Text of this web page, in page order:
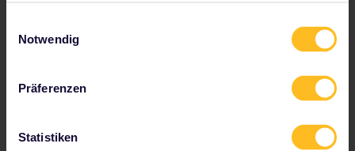
Notwendig
Präferenzen
Statistiken
Zu unseren Partnern gehören